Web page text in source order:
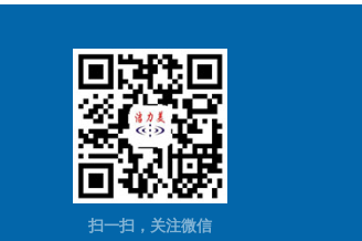
扫一扫，关注微信